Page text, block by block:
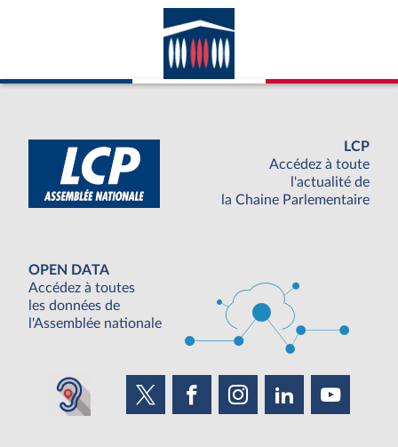
LCP
Accédez à toute
l'actualité de
la Chaine Parlementaire
OPEN DATA
Accédez à toutes
les données de
l'Assemblée nationale